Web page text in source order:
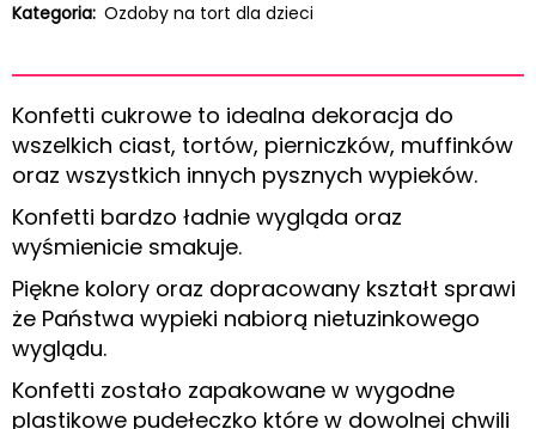
Kategoria: Ozdoby na tort dla dzieci
Konfetti cukrowe to idealna dekoracja do
wszelkich ciast, tortów, pierniczków, muffinków
oraz wszystkich innych pysznych wypieków.
Konfetti bardzo ładnie wygląda oraz
wyśmienicie smakuje.
Piękne kolory oraz dopracowany kształt sprawi
że Państwa wypieki nabiorą nietuzinkowego
wyglądu.
Konfetti zostało zapakowane w wygodne
plastikowe pudełeczko które w dowolnej chwili